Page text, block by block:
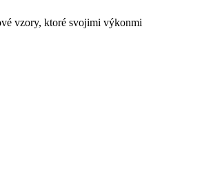
vzory, ktoré svojimi výkonmi